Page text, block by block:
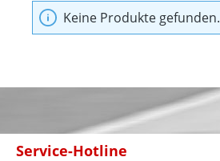
Keine Produkte gefunden.
Service-Hotline